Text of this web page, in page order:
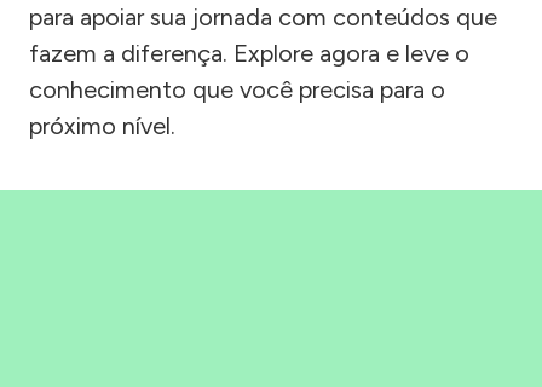
para apoiar sua jornada com conteúdos que
fazem a diferença. Explore agora e leve o
conhecimento que você precisa para o
próximo nível.